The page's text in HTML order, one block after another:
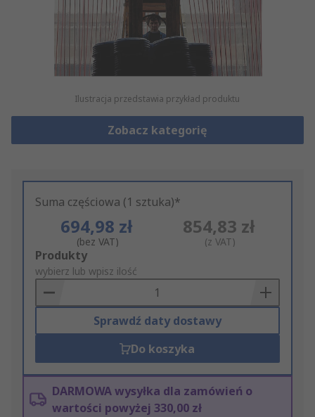
Ilustracja przedstawia przykład produktu
Zobacz kategorię
Suma częściowa (1 sztuka)*
694,98 zł
(bez VAT)
854,83 zł
(z VAT)
Add
to
Basket
Produkty
wybierz lub wpisz ilość
Sprawdź daty dostawy
Do koszyka
DARMOWA wysyłka dla zamówień o
wartości powyżej 330,00 zł